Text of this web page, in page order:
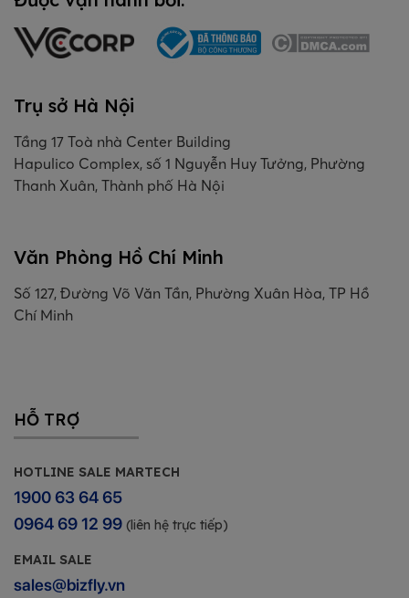
Trụ sở Hà Nội
Tầng 17 Toà nhà Center Building
Hapulico Complex, số 1 Nguyễn Huy Tưởng, Phường
Thanh Xuân, Thành phố Hà Nội
Văn Phòng Hồ Chí Minh
Số 127, Đường Võ Văn Tần, Phường Xuân Hòa, TP Hồ
Chí Minh
HỖ TRỢ
HOTLINE SALE MARTECH
1900 63 64 65
0964 69 12 99 (liên hệ trực tiếp)
EMAIL SALE
sales@bizfly.vn